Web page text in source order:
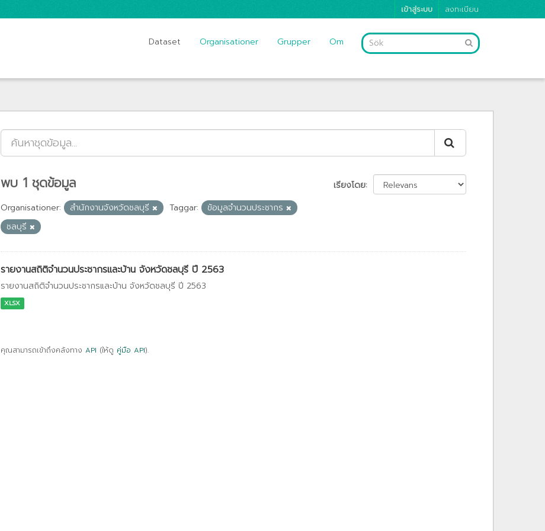
เข้าสู่ระบบ ลงทะเบียน
Dataset Organisationer Grupper Om
เรียงโดย
พบ 1 ชุดข้อมูล
Organisationer: สำนักงานจังหวัดชลบุรี Taggar:
ข้อมูลจำนวนประชากร
ชลบุรี
รายงานสถิติจำนวนประชากรและบ้าน จังหวัดชลบุรี ปี 2563
รายงานสถิติจำนวนประชากรและบ้าน จังหวัดชลบุรี ปี 2563
XLSX
คุณสามารถเข้าถึงคลังทาง API (ให้ดู คู่มือ API).